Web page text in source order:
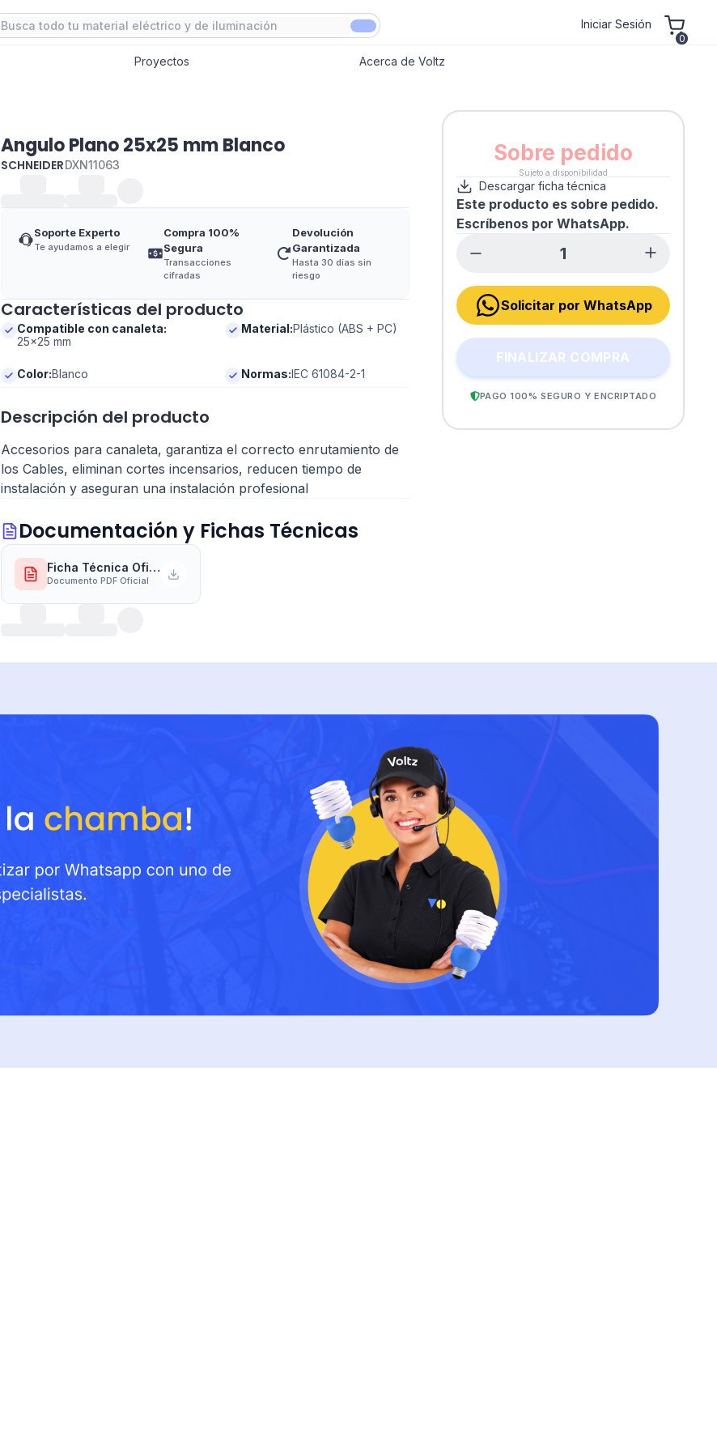
Iniciar Sesión
0
Proyectos Acerca de Voltz
Sobre pedido
Sujeto a disponibilidad
Descargar ficha técnica
Este producto es sobre pedido.
Escríbenos por WhatsApp.
Solicitar por WhatsApp
FINALIZAR COMPRA
PAGO 100% SEGURO Y ENCRIPTADO
Angulo Plano 25x25 mm Blanco
SCHNEIDERDXN11063
Soporte Experto
Te ayudamos a elegir
Compra 100%
Segura
Transacciones
cifradas
Devolución
Garantizada
Hasta 30 días sin
riesgo
Características del producto
Compatible con canaleta:
25x25 mm
Material:Plástico (ABS + PC)
Color:Blanco Normas:IEC 61084-2-1
Descripción del producto
Accesorios para canaleta, garantiza el correcto enrutamiento de
los Cables, eliminan cortes incensarios, reducen tiempo de
instalación y aseguran una instalación profesional
Documentación y Fichas Técnicas
Ficha Técnica Oficial del Fabricante
Documento PDF Oficial